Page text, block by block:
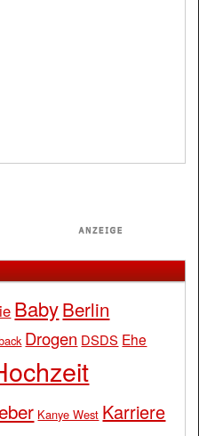
BabyBerlin
Drogen DSDS Ehe
Kanye West Karriere